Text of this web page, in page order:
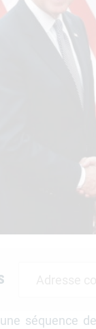
séquence